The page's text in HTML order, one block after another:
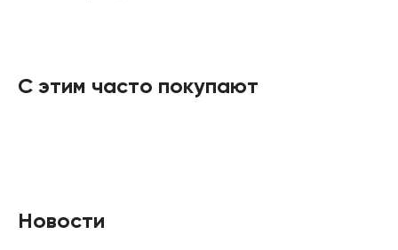
С этим часто покупают
Новости